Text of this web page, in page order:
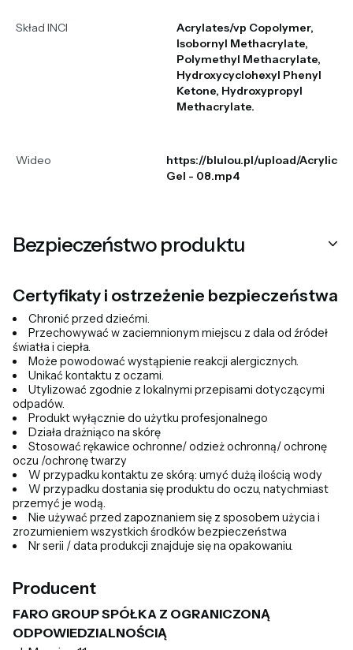
Skład INCI
Acrylates/vp Copolymer,
Isobornyl Methacrylate,
Polymethyl Methacrylate,
Hydroxycyclohexyl Phenyl
Ketone, Hydroxypropyl
Methacrylate.
Wideo
https://blulou.pl/upload/Acrylic
Gel - 08.mp4
Bezpieczeństwo produktu
Certyfikaty i ostrzeżenie bezpieczeństwa
Chronić przed dziećmi.
Przechowywać w zaciemnionym miejscu z dala od źródeł
światła i ciepła.
Może powodować wystąpienie reakcji alergicznych.
Unikać kontaktu z oczami.
Utylizować zgodnie z lokalnymi przepisami dotyczącymi
odpadów.
Produkt wyłącznie do użytku profesjonalnego
Działa drażniąco na skórę
Stosować rękawice ochronne/ odzież ochronną/ ochronę
oczu /ochronę twarzy
W przypadku kontaktu ze skórą: umyć dużą ilością wody
W przypadku dostania się produktu do oczu, natychmiast
przemyć je wodą.
Nie używać przed zapoznaniem się z sposobem użycia i
zrozumieniem wszystkich środków bezpieczeństwa
Nr serii / data produkcji znajduje się na opakowaniu.
Producent
FARO GROUP SPÓŁKA Z OGRANICZONĄ
ODPOWIEDZIALNOŚCIĄ